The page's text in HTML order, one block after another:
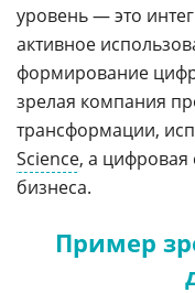
уровень — это
активное
формирование
зрелая компания
трансформации,
Science, а цифровая
бизнеса.
Пример